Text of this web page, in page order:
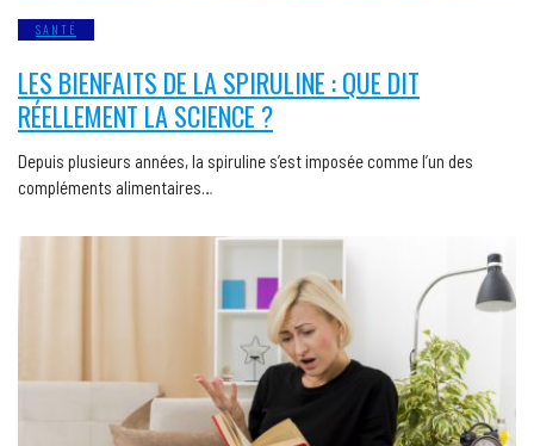
SANTÉ
LES BIENFAITS DE LA SPIRULINE : QUE DIT
RÉELLEMENT LA SCIENCE ?
Depuis plusieurs années, la spiruline s’est imposée comme l’un des
compléments alimentaires…